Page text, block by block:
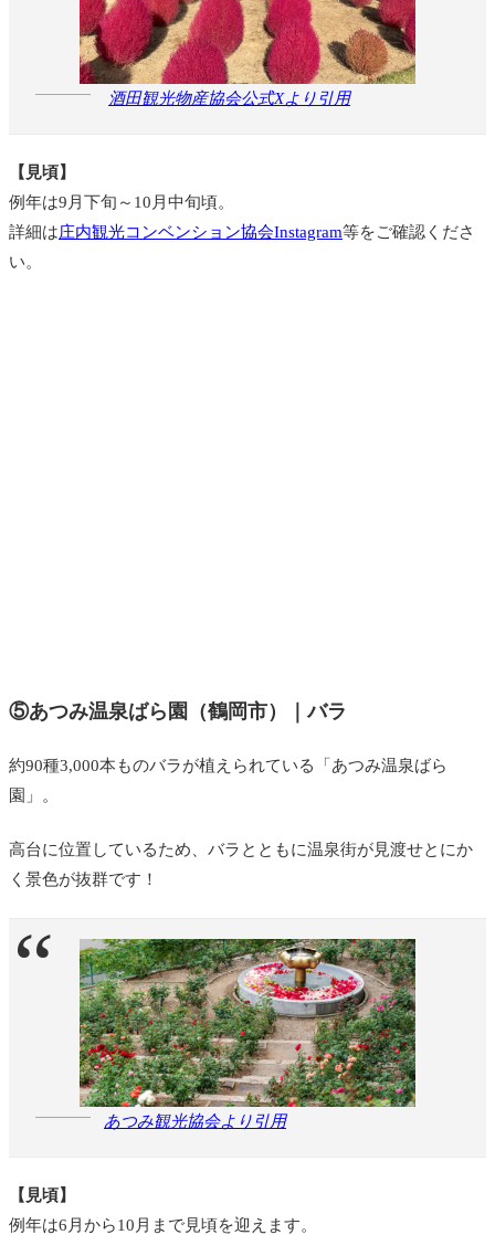
酒田観光物産協会公式Xより引用
【見頃】
例年は9月下旬～10月中旬頃。
詳細は庄内観光コンベンション協会Instagram等をご確認くださ
い。
⑤あつみ温泉ばら園（鶴岡市）｜バラ
約90種3,000本ものバラが植えられている「あつみ温泉ばら
園」。
高台に位置しているため、バラとともに温泉街が見渡せとにか
く景色が抜群です！
あつみ観光協会より引用
【見頃】
例年は6月から10月まで見頃を迎えます。